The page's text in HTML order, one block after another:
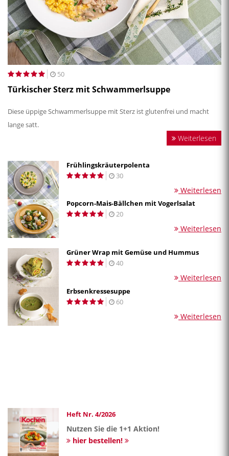
50
Türkischer Sterz mit Schwammerlsuppe
Diese üppige Schwammerlsuppe mit Sterz ist glutenfrei und macht
lange satt.
Weiterlesen
Frühlingskräuterpolenta
30
Weiterlesen
Popcorn-Mais-Bällchen mit Vogerlsalat
20
Weiterlesen
Grüner Wrap mit Gemüse und Hummus
40
Weiterlesen
Erbsenkressesuppe
60
Weiterlesen
Heft Nr. 4/2026
Nutzen Sie die 1+1 Aktion!
hier bestellen!